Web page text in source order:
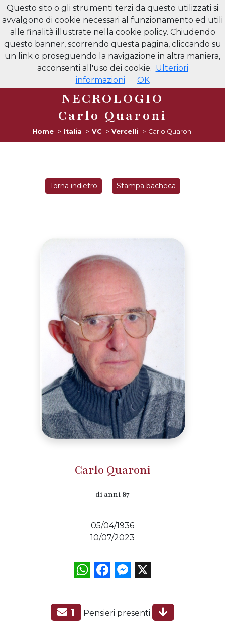
NECROLOGI VERCELLI
Necrologi Vercelli
NECROLOGIO
Carlo Quaroni
Home Italia VC Vercelli Carlo Quaroni
Torna indietro Stampa bacheca
Carlo Quaroni
di anni 87
05/04/1936
10/07/2023
WhatsApp
FacebookMessenger
X
1 Pensieri presenti
Questo sito o gli strumenti terzi da questo utilizzati si
avvalgono di cookie necessari al funzionamento ed utili
alle finalità illustrate nella cookie policy. Chiudendo
questo banner, scorrendo questa pagina, cliccando su
un link o proseguendo la navigazione in altra maniera,
acconsenti all'uso dei cookie. Ulteriori
informazioni
OK